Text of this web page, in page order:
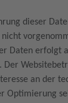
dieser
Daten erfolgt
Der
an der
Optimierung